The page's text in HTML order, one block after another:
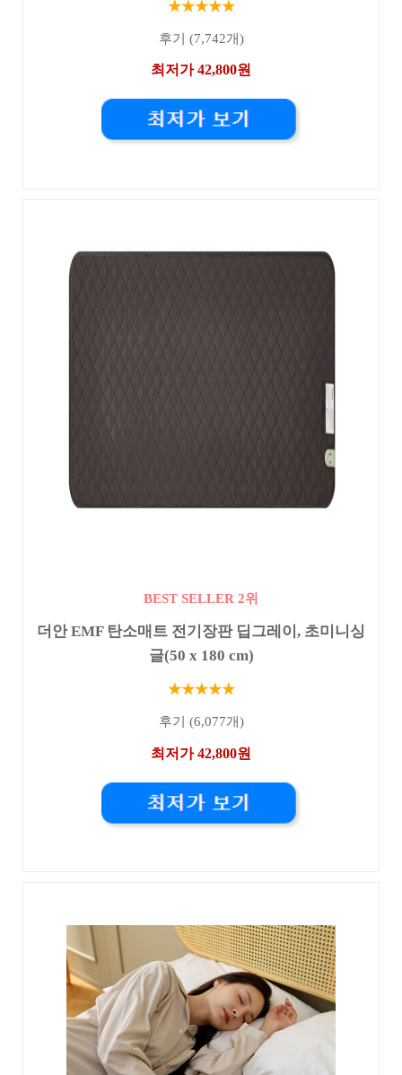
★★★★★
후기 (7,742개)
최저가 42,800원
BEST SELLER 2위
더안 EMF 탄소매트 전기장판 딥그레이, 초미니싱
글(50 x 180 cm)
★★★★★
후기 (6,077개)
최저가 42,800원